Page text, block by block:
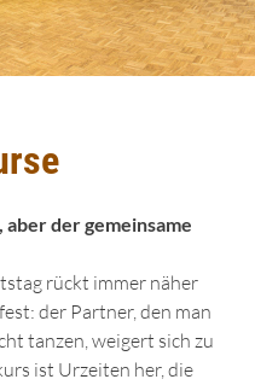
der gemeinsame
rückt immer näher
der Partner, den man
tanzen, weigert sich zu
ist Urzeiten her, die